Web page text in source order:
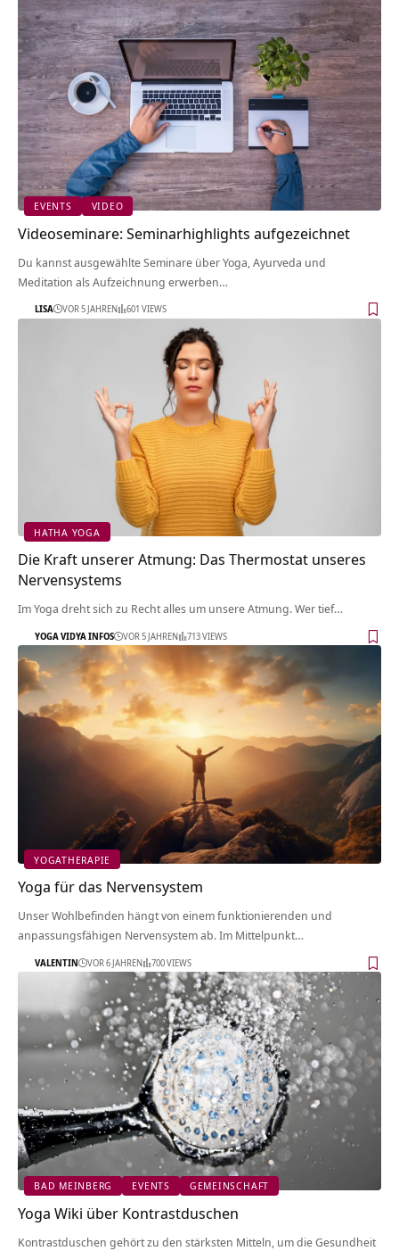
EVENTS VIDEO
Videoseminare: Seminarhighlights aufgezeichnet
Du kannst ausgewählte Seminare über Yoga, Ayurveda und
Meditation als Aufzeichnung erwerben…
LISA VOR 5 JAHREN 601 VIEWS
HATHA YOGA
Die Kraft unserer Atmung: Das Thermostat unseres
Nervensystems
Im Yoga dreht sich zu Recht alles um unsere Atmung. Wer tief…
YOGA VIDYA INFOS VOR 5 JAHREN 713 VIEWS
YOGATHERAPIE
Yoga für das Nervensystem
Unser Wohlbefinden hängt von einem funktionierenden und
anpassungsfähigen Nervensystem ab. Im Mittelpunkt…
VALENTIN VOR 6 JAHREN 700 VIEWS
BAD MEINBERG EVENTS GEMEINSCHAFT
Yoga Wiki über Kontrastduschen
Kontrastduschen gehört zu den stärksten Mitteln, um die Gesundheit